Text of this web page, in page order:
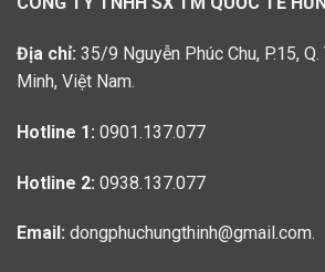
Địa chỉ: 35/9 Nguyễn Phúc Chu, P.15, Q.
Minh, Việt Nam.
Hotline 1: 0901.137.077
Hotline 2: 0938.137.077
Email: dongphuchungthinh@gmail.com.